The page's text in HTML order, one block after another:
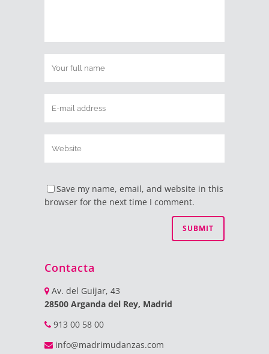
Save my name, email, and website in this
browser for the next time I comment.
Contacta
Av. del Guijar, 43
28500 Arganda del Rey, Madrid
913 00 58 00
info@madrimudanzas.com